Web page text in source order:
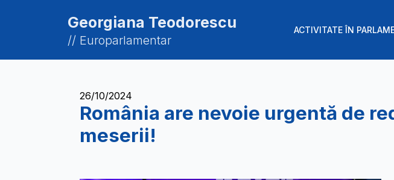
Georgiana Teodorescu
// Europarlamentar
ACTIVITATE ÎN
26/10/2024
România are nevoie urgentă de
meserii!